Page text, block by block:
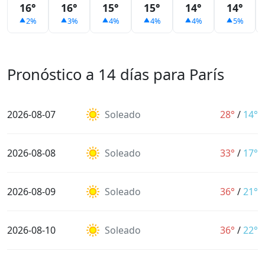
16°
2%
16°
3%
15°
4%
15°
4%
14°
4%
14°
5%
Pronóstico a 14 días para París
2026-08-07 Soleado 28° / 14°
2026-08-08 Soleado 33° / 17°
2026-08-09 Soleado 36° /21°
2026-08-10 Soleado 36° /22°